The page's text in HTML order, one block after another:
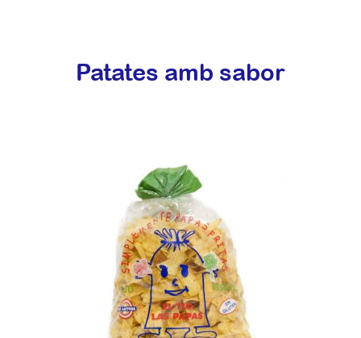
Patates amb sabor